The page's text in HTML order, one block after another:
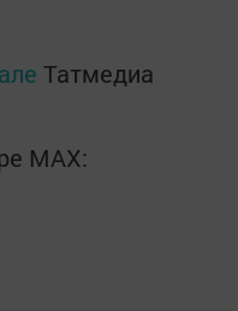
Татмедиа
MАХ: